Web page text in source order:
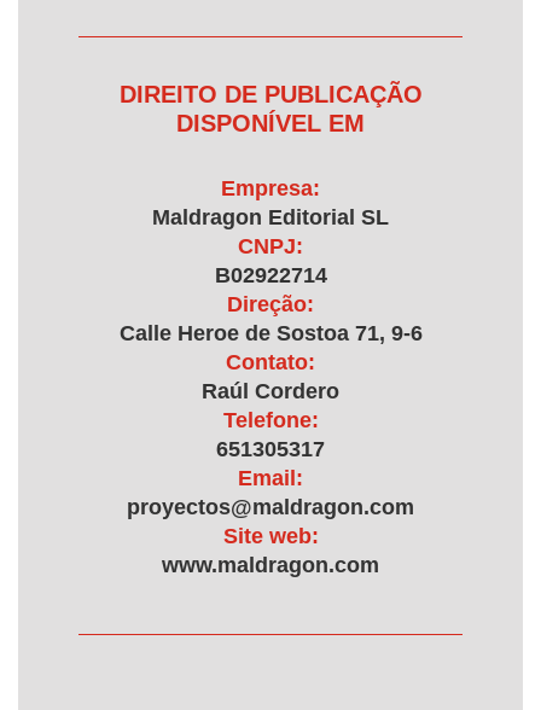
DIREITO DE PUBLICAÇÃO
DISPONÍVEL EM
Empresa:
Maldragon Editorial SL
CNPJ:
B02922714
Direção:
Calle Heroe de Sostoa 71, 9-6
Contato:
Raúl Cordero
Telefone:
651305317
Email:
proyectos@maldragon.com
Site web:
www.maldragon.com